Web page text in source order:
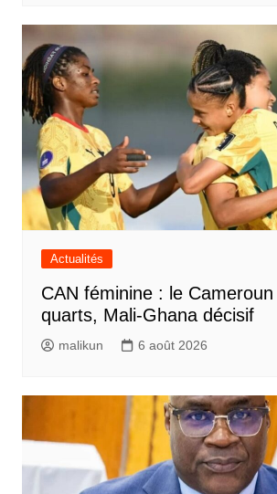
Actualités
CAN féminine : le
quarts, Mali-Ghana décisif
malikun 6 août 2026